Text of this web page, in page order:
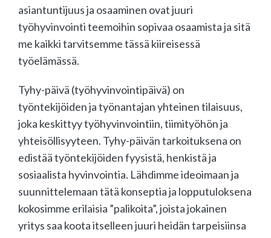
asiantuntijuus ja osaaminen ovat juuri
työhyvinvointi teemoihin sopivaa osaamista ja sitä
me kaikki tarvitsemme tässä kiireisessä
työelämässä.
Tyhy-päivä (työhyvinvointipäivä) on
työntekijöiden ja työnantajan yhteinen tilaisuus,
joka keskittyy työhyvinvointiin, tiimityöhön ja
yhteisöllisyyteen. Tyhy-päivän tarkoituksena on
edistää työntekijöiden fyysistä, henkistä ja
sosiaalista hyvinvointia. Lähdimme ideoimaan ja
suunnittelemaan tätä konseptia ja lopputuloksena
kokosimme erilaisia ”palikoita”, joista jokainen
yritys saa koota itselleen juuri heidän tarpeisiinsa